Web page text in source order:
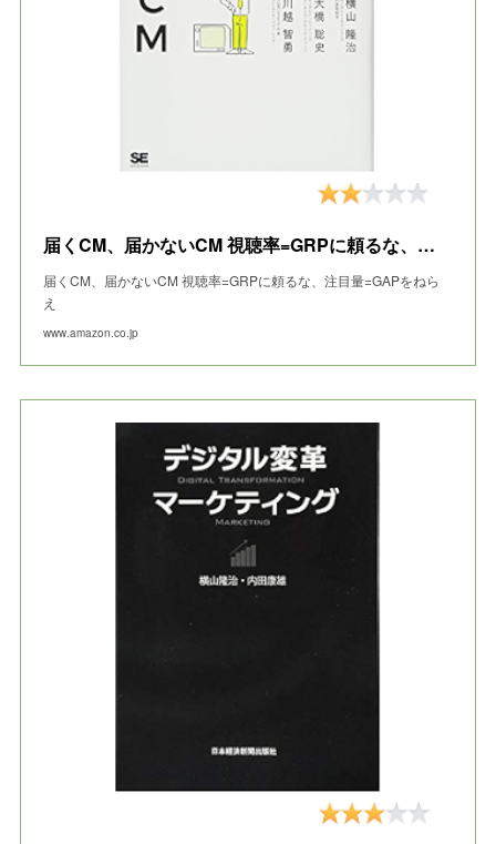
届くCM、届かないCM 視聴率=GRPに頼るな、注目量=GAPをねらえ
届くCM、届かないCM 視聴率=GRPに頼るな、注目量=GAPをねら
え
www.amazon.co.jp